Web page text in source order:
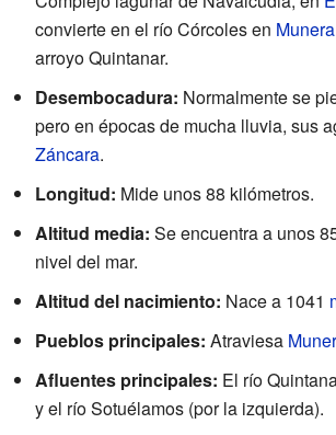
convierte en el río Córcoles en Munera
arroyo Quintanar.
Desembocadura: Normalmente se
pero en épocas de mucha lluvia, sus
Záncara.
Longitud: Mide unos 88 kilómetros.
Altitud media: Se encuentra a unos
nivel del mar.
Altitud del nacimiento: Nace a 1041
Pueblos principales: Atraviesa
Afluentes principales: El río
y el río Sotuélamos (por la izquierda).